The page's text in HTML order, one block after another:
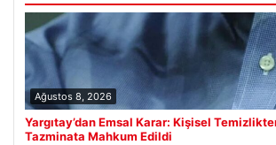
Ağustos 8, 2026
Yargıtay’dan Emsal Karar: Kişisel
Tazminata Mahkum Edildi